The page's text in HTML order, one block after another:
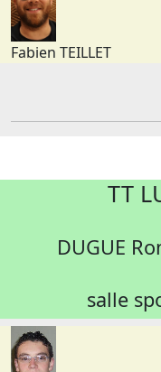
Fabien TEILLET
TT
DUGUE
salle